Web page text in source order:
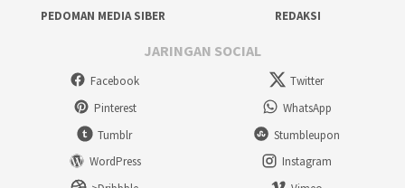
PEDOMAN MEDIA SIBER
REDAKSI
JARINGAN SOCIAL
Facebook
Twitter
Pinterest
WhatsApp
Tumblr
Stumbleupon
WordPress
Instagram